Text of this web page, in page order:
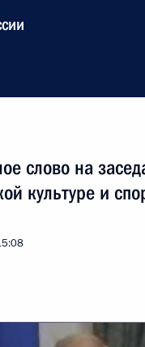
слово на
культуре и